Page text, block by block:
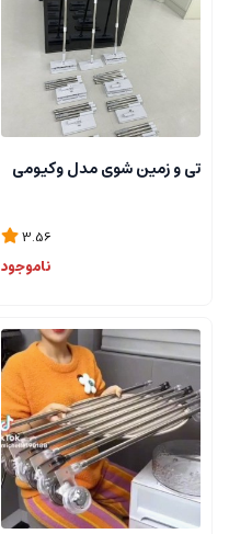
تی و زمین شوی مدل وکیومی
3.56
ناموجود